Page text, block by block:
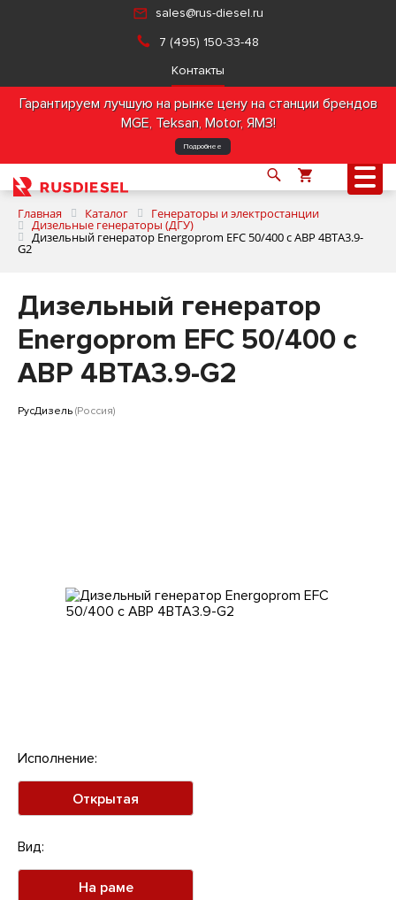
sales@rus-diesel.ru
7 (495) 150-33-48
Контакты
Гарантируем лучшую на рынке цену на станции брендов
MGE, Teksan, Motor, ЯМЗ!
Подробнее
Продукция
Главная Каталог Генераторы и электростанции
Дизельные генераторы (ДГУ)
Дизельный генератор Energoprom EFC 50/400 с АВР 4BTA3.9-
G2
Дизельный генератор
Energoprom EFC 50/400 с
АВР 4BTA3.9-G2
РусДизель (Россия)
Исполнение:
Открытая
Вид:
На раме